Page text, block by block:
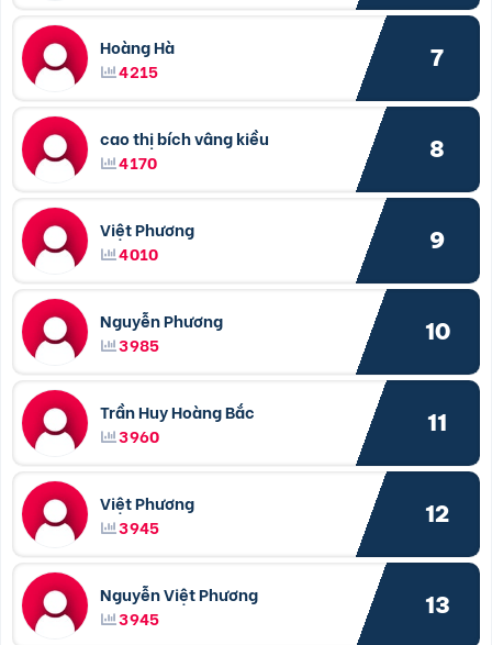
Hoàng Hà
4215
7
cao thị bích vâng kiều
4170
8
Việt Phương
4010
9
Nguyễn Phương
3985
10
Trần Huy Hoàng Bắc
3960
11
Việt Phương
3945
12
Nguyễn Việt Phương
3945
13